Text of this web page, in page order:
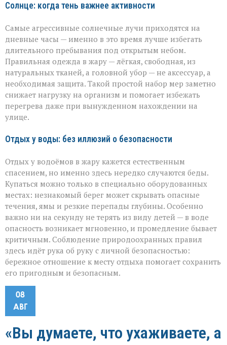
Солнце: когда тень важнее активности
Самые агрессивные солнечные лучи приходятся на
дневные часы — именно в это время лучше избегать
длительного пребывания под открытым небом.
Правильная одежда в жару — лёгкая, свободная, из
натуральных тканей, а головной убор — не аксессуар, а
необходимая защита. Такой простой набор мер заметно
снижает нагрузку на организм и помогает избежать
перегрева даже при вынужденном нахождении на
улице.
Отдых у воды: без иллюзий о безопасности
Отдых у водоёмов в жару кажется естественным
спасением, но именно здесь нередко случаются беды.
Купаться можно только в специально оборудованных
местах: незнакомый берег может скрывать опасные
течения, ямы и резкие перепады глубины. Особенно
важно ни на секунду не терять из виду детей — в воде
опасность возникает мгновенно, и промедление бывает
критичным. Соблюдение природоохранных правил
здесь идёт рука об руку с личной безопасностью:
бережное отношение к месту отдыха помогает сохранить
его пригодным и безопасным.
08
АВГ
«Вы думаете, что ухаживаете, а